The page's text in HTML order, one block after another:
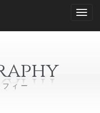
ィー